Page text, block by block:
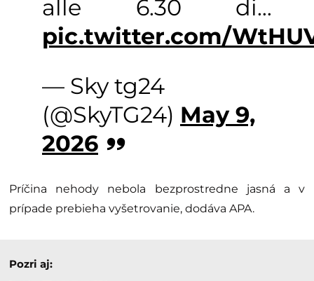
alle 6.30 di…
pic.twitter.com/
— Sky tg24
(@SkyTG24) May 9,
2026
Príčina nehody nebola bezprostredne jasná a v
prípade prebieha vyšetrovanie, dodáva APA.
Pozri aj: